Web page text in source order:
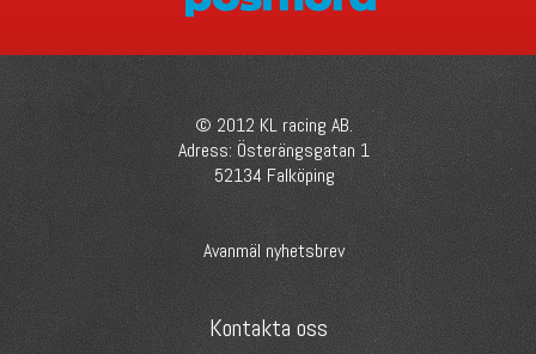
© 2012 KL racing AB.
Adress: Österängsgatan 1
52134 Falköping
Avanmäl nyhetsbrev
Kontakta oss